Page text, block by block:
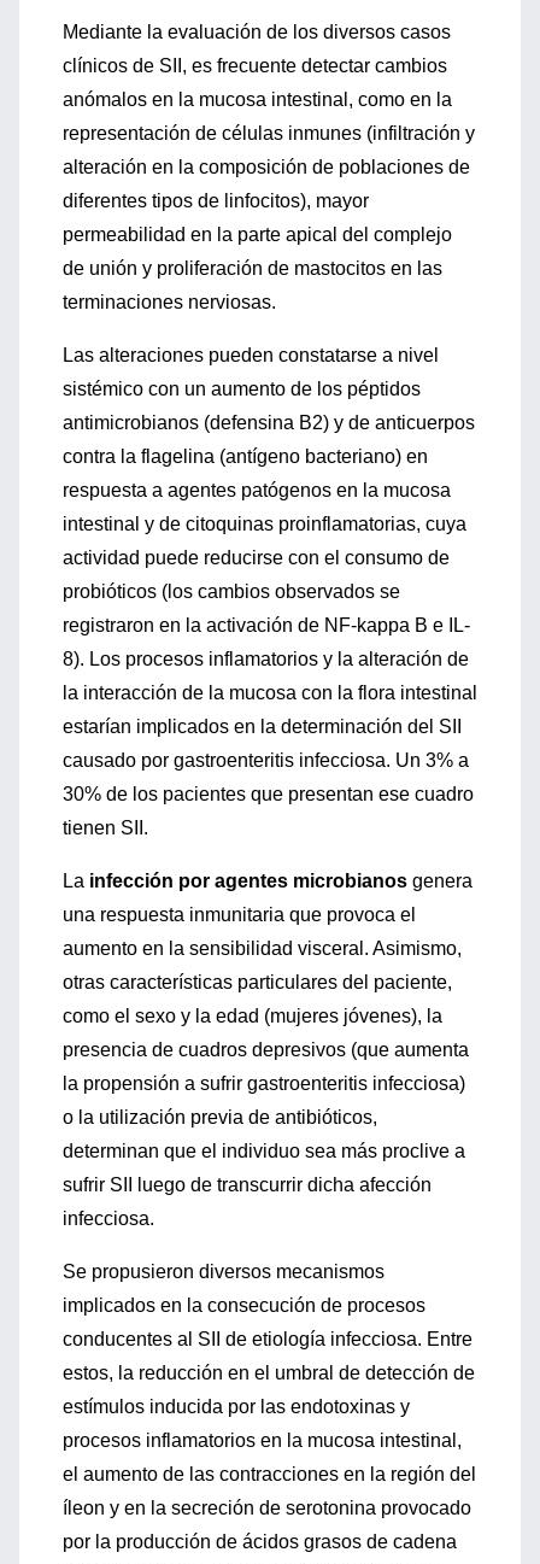
Mediante la evaluación de los diversos casos
clínicos de SII, es frecuente detectar cambios
anómalos en la mucosa intestinal, como en la
representación de células inmunes (infiltración y
alteración en la composición de poblaciones de
diferentes tipos de linfocitos), mayor
permeabilidad en la parte apical del complejo
de unión y proliferación de mastocitos en las
terminaciones nerviosas.
Las alteraciones pueden constatarse a nivel
sistémico con un aumento de los péptidos
antimicrobianos (defensina B2) y de anticuerpos
contra la flagelina (antígeno bacteriano) en
respuesta a agentes patógenos en la mucosa
intestinal y de citoquinas proinflamatorias, cuya
actividad puede reducirse con el consumo de
probióticos (los cambios observados se
registraron en la activación de NF-kappa B e IL-
8). Los procesos inflamatorios y la alteración de
la interacción de la mucosa con la flora intestinal
estarían implicados en la determinación del SII
causado por gastroenteritis infecciosa. Un 3% a
30% de los pacientes que presentan ese cuadro
tienen SII.
La infección por agentes microbianos genera
una respuesta inmunitaria que provoca el
aumento en la sensibilidad visceral. Asimismo,
otras características particulares del paciente,
como el sexo y la edad (mujeres jóvenes), la
presencia de cuadros depresivos (que aumenta
la propensión a sufrir gastroenteritis infecciosa)
o la utilización previa de antibióticos,
determinan que el individuo sea más proclive a
sufrir SII luego de transcurrir dicha afección
infecciosa.
Se propusieron diversos mecanismos
implicados en la consecución de procesos
conducentes al SII de etiología infecciosa. Entre
estos, la reducción en el umbral de detección de
estímulos inducida por las endotoxinas y
procesos inflamatorios en la mucosa intestinal,
el aumento de las contracciones en la región del
íleon y en la secreción de serotonina provocado
por la producción de ácidos grasos de cadena